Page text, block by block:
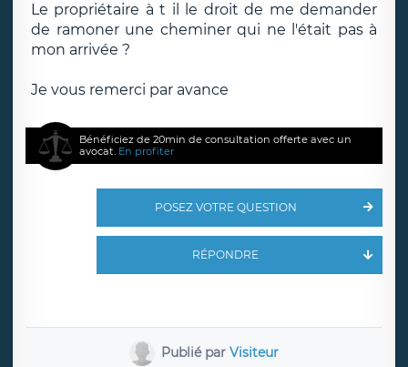
Le propriétaire à t il le droit de me demander
de ramoner une cheminer qui ne l'était pas à
mon arrivée ?
Je vous remerci par avance
Bénéficiez de 20min de consultation offerte avec un
avocat. En profiter
POSEZ VOTRE QUESTION
RÉPONDRE
Publié parVisiteur